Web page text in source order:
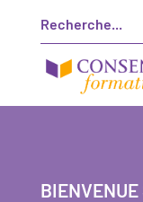
BIENVENUE